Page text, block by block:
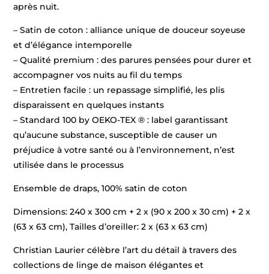
2
x
cm)
après nuit.
– Satin de coton : alliance unique de douceur soyeuse
et d’élégance intemporelle
– Qualité premium : des parures pensées pour durer et
accompagner vos nuits au fil du temps
– Entretien facile : un repassage simplifié, les plis
disparaissent en quelques instants
– Standard 100 by OEKO-TEX ® : label garantissant
qu’aucune substance, susceptible de causer un
préjudice à votre santé ou à l’environnement, n’est
utilisée dans le processus
Ensemble de draps, 100% satin de coton
Dimensions: 240 x 300 cm + 2 x (90 x 200 x 30 cm) + 2 x
(63 x 63 cm), Tailles d’oreiller: 2 x (63 x 63 cm)
Christian Laurier célèbre l’art du détail à travers des
collections de linge de maison élégantes et